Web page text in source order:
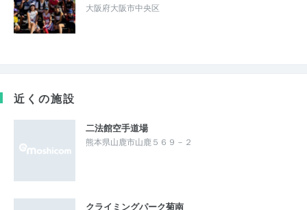
大阪府大阪市中央区
近くの施設
二法館空手道場
熊本県山鹿市山鹿５６９－２
クライミングパーク菊南